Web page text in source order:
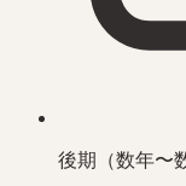
後期（数年〜